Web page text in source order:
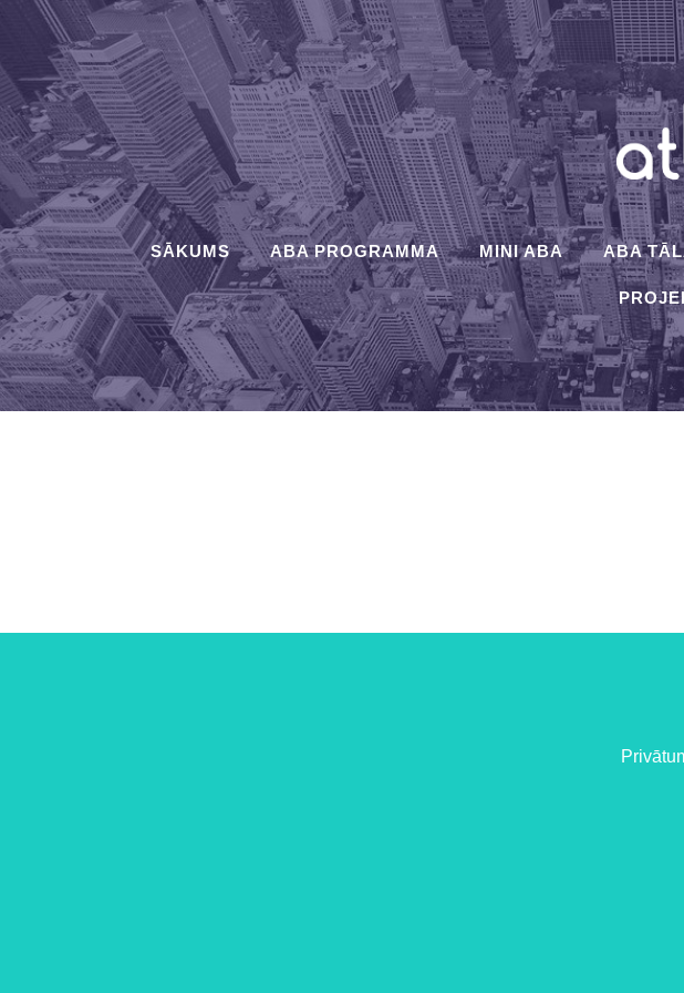
SĀKUMS ABA PROGRAMMA MINI ABA ABA